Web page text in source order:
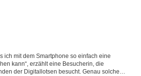
ich mit dem Smartphone so einfach eine
kann“, erzählt eine Besucherin, die
der Digitallotsen besucht. Genau solche